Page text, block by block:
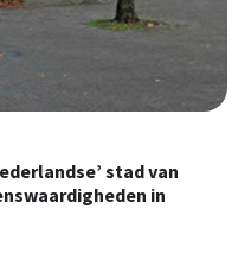
stad van
in